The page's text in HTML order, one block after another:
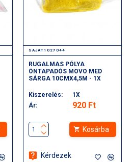
SAJAT1027044
RUGALMAS PÓLYA
ÖNTAPADÓS MOVO MED
SÁRGA 10CMX4,5M - 1X
Kiszerelés:
1X
Ár:
920 Ft
Kosárba
Kérdezek